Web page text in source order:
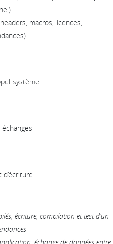
macros, licences,
système
échanges
écriture, compilation et test d’un
échange de données entre